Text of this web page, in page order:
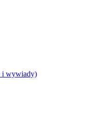
i wywiady)